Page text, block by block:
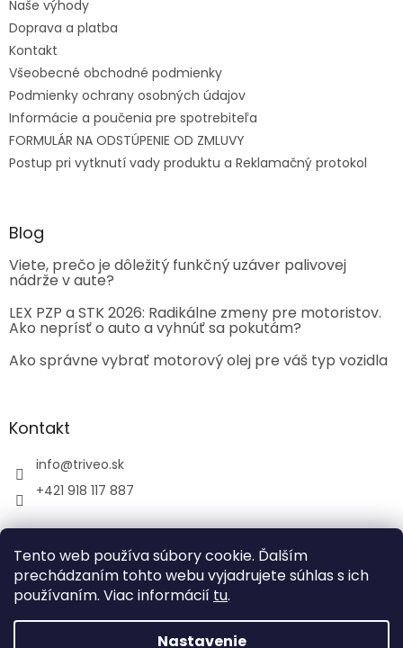
Tento web používa súbory cookie. Ďalším
prechádzaním tohto webu vyjadrujete súhlas s ich
používaním. Viac informácií tu.
Nastavenie
Naše výhody
Doprava a platba
Kontakt
Všeobecné obchodné podmienky
Podmienky ochrany osobných údajov
Informácie a poučenia pre spotrebiteľa
FORMULÁR NA ODSTÚPENIE OD ZMLUVY
Postup pri vytknutí vady produktu a Reklamačný protokol
Blog
Viete, prečo je dôležitý funkčný uzáver palivovej
nádrže v aute?
LEX PZP a STK 2026: Radikálne zmeny pre motoristov.
Ako neprísť o auto a vyhnúť sa pokutám?
Ako správne vybrať motorový olej pre váš typ vozidla
Kontakt
info@triveo.sk
+421 918 117 887
Vytvoril Shoptet